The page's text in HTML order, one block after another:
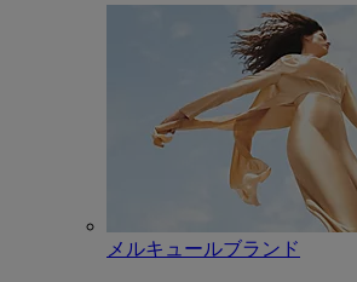
メルキュールブランド